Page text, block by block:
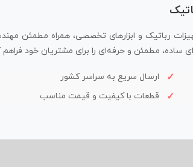
رباتیک و ابزارهای تخصصی، همراه مطمئن
مطمئن و حرفه‌ای را برای مشتریان خود فراهم
ارسال سریع به سراسر کشور
قطعات با کیفیت و قیمت مناسب